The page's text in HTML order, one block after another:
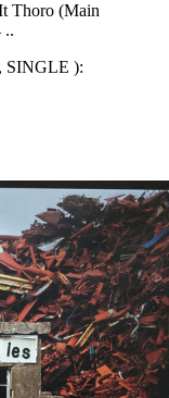
Thoro (Main
..
SINGLE ):